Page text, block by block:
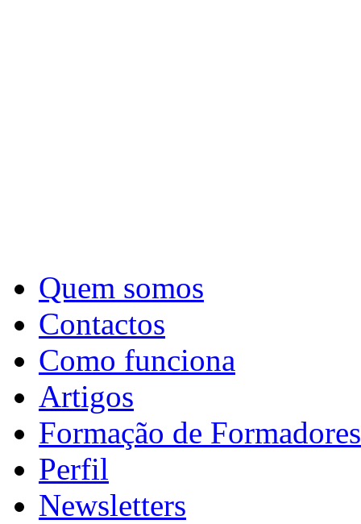
Quem somos
Contactos
Como funciona
Artigos
Formação de Formadores
Perfil
Newsletters